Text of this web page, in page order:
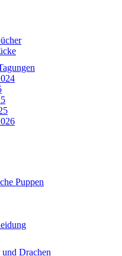
Puppen
Drachen